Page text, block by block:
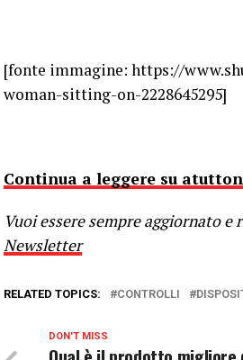
[fonte immagine: https://
woman-sitting-on-2228645295]
Continua a leggere su
Vuoi essere sempre aggiornato
Newsletter
RELATED TOPICS: CONTROLLI
DON'T MISS